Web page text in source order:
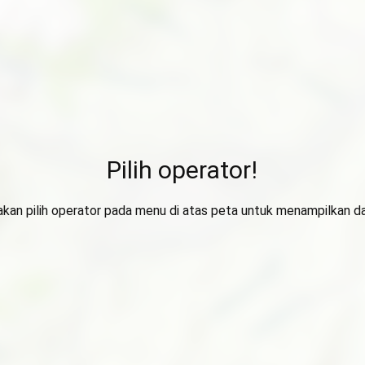
Pilih operator!
pilih operator pada menu di atas peta untuk menampilkan